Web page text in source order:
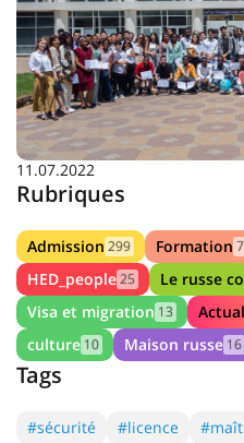
11.07.2022
Rubriques
Admission 299 Formation
HED_people25 Le russe
Visa et migration 13
culture 10 Maison russe 16
Tags
#sécurité #licence